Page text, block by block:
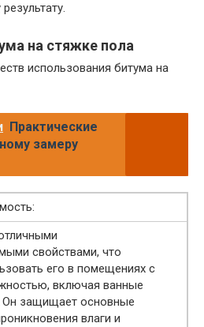
на стяжке пола
использования битума на
Практические
замеру
свойствами, что
его в помещениях с
включая ванные
Он защищает основные
влаги и